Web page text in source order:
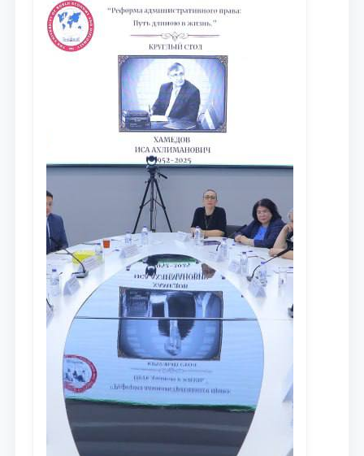
исследований в сфере
противодействия коррупции